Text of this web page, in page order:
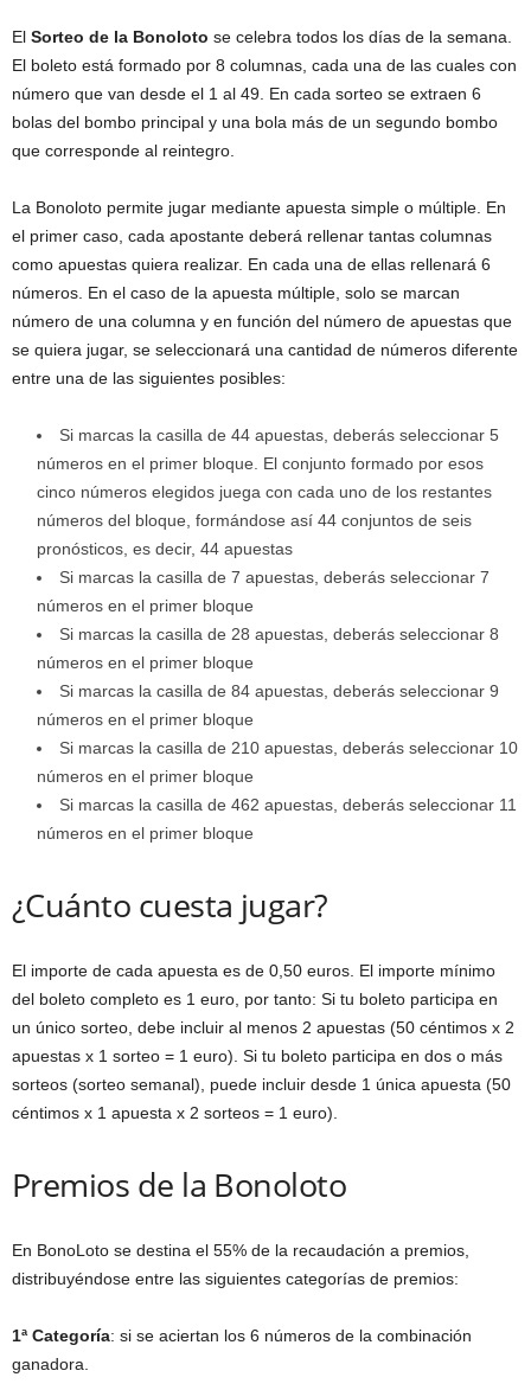
El Sorteo de la Bonoloto se celebra todos los días de la semana.
El boleto está formado por 8 columnas, cada una de las cuales con
número que van desde el 1 al 49. En cada sorteo se extraen 6
bolas del bombo principal y una bola más de un segundo bombo
que corresponde al reintegro.
La Bonoloto permite jugar mediante apuesta simple o múltiple. En
el primer caso, cada apostante deberá rellenar tantas columnas
como apuestas quiera realizar. En cada una de ellas rellenará 6
números. En el caso de la apuesta múltiple, solo se marcan
número de una columna y en función del número de apuestas que
se quiera jugar, se seleccionará una cantidad de números diferente
entre una de las siguientes posibles:
Si marcas la casilla de 44 apuestas, deberás seleccionar 5
números en el primer bloque. El conjunto formado por esos
cinco números elegidos juega con cada uno de los restantes
números del bloque, formándose así 44 conjuntos de seis
pronósticos, es decir, 44 apuestas
Si marcas la casilla de 7 apuestas, deberás seleccionar 7
números en el primer bloque
Si marcas la casilla de 28 apuestas, deberás seleccionar 8
números en el primer bloque
Si marcas la casilla de 84 apuestas, deberás seleccionar 9
números en el primer bloque
Si marcas la casilla de 210 apuestas, deberás seleccionar 10
números en el primer bloque
Si marcas la casilla de 462 apuestas, deberás seleccionar 11
números en el primer bloque
¿Cuánto cuesta jugar?
El importe de cada apuesta es de 0,50 euros. El importe mínimo
del boleto completo es 1 euro, por tanto: Si tu boleto participa en
un único sorteo, debe incluir al menos 2 apuestas (50 céntimos x 2
apuestas x 1 sorteo = 1 euro). Si tu boleto participa en dos o más
sorteos (sorteo semanal), puede incluir desde 1 única apuesta (50
céntimos x 1 apuesta x 2 sorteos = 1 euro).
Premios de la Bonoloto
En BonoLoto se destina el 55% de la recaudación a premios,
distribuyéndose entre las siguientes categorías de premios:
1ª Categoría: si se aciertan los 6 números de la combinación
ganadora.